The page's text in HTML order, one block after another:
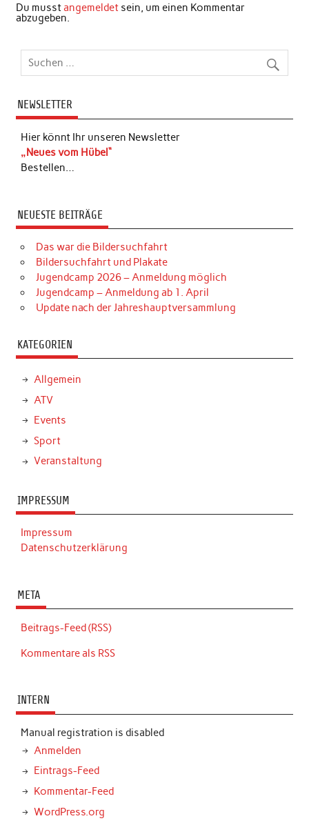
Du musstangemeldetsein, um einen Kommentar
abzugeben.
NEWSLETTER
Hier könnt Ihr unseren Newsletter
„Neues vom Hübel“
Bestellen…
NEUESTE BEITRÄGE
Das war die Bildersuchfahrt
Bildersuchfahrt und Plakate
Jugendcamp 2026 – Anmeldung möglich
Jugendcamp – Anmeldung ab 1. April
Update nach der Jahreshauptversammlung
KATEGORIEN
Allgemein
ATV
Events
Sport
Veranstaltung
IMPRESSUM
Impressum
Datenschutzerklärung
META
Beitrags-Feed (RSS)
Kommentare als RSS
INTERN
Manual registration is disabled
Anmelden
Eintrags-Feed
Kommentar-Feed
WordPress.org